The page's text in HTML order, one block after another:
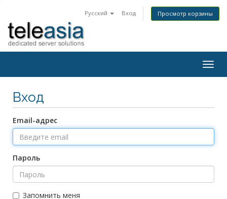
Русский Вход Просмотр корзины
Вход
Email-адрес
Пароль
Запомнить меня